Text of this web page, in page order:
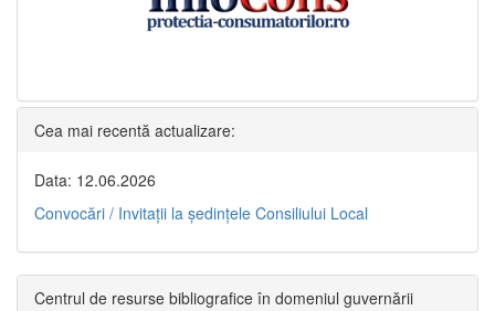
Cea mai recentă actualizare:
Data: 12.06.2026
Convocări / Invitaţii la şedinţele Consiliului Local
Centrul de resurse bibliografice în domeniul guvernării